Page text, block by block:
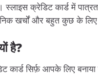
क्रेडिट कार्ड में
खर्चों और बहुत कुछ के
है?
सिर्फ़ आपके लिए